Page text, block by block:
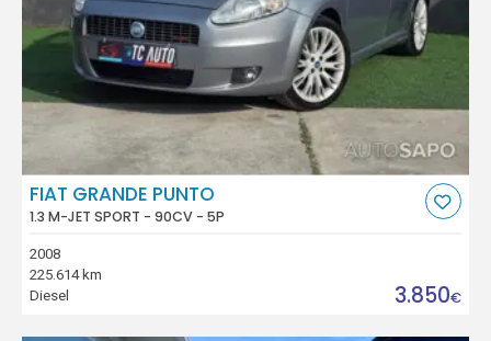
FIAT GRANDE PUNTO
1.3 M-JET SPORT - 90CV - 5P
2008
225.614 km
Diesel
3.850€